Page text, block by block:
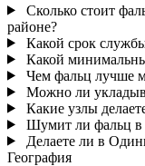
Сколько стоит
районе?
Какой срок
Какой
Чем фальц лучше
Можно ли
Какие узлы
Шумит ли фальц в
Делаете ли в
География